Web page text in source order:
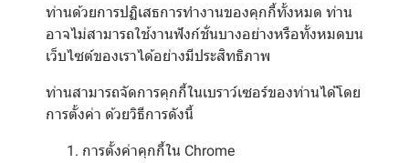
ท่านด้วยการปฏิเสธการทำงานของคุกกี้ทั้งหมด ท่าน
อาจไม่สามารถใช้งานฟังก์ชั่นบางอย่างหรือทั้งหมดบน
เว็บไซต์ของเราได้อย่างมีประสิทธิภาพ
ท่านสามารถจัดการคุกกี้ในเบราว์เซอร์ของท่านได้โดย
การตั้งค่า ด้วยวิธีการดังนี้
การตั้งค่าคุกกี้ใน Chrome